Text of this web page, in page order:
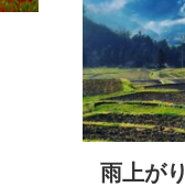
雨上がり